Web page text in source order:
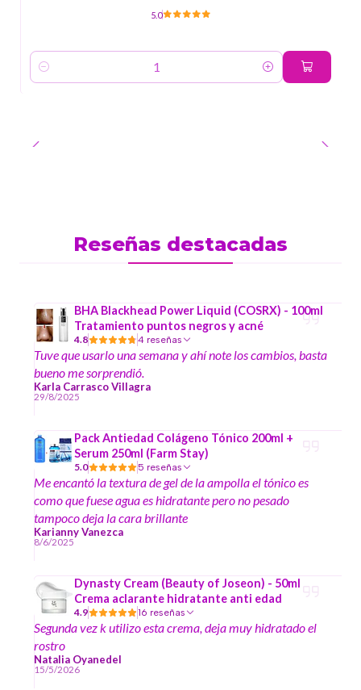
5.0
Cantidad
Reseñas destacadas
BHA Blackhead Power Liquid (COSRX) - 100ml
Tratamiento puntos negros y acné
4.8 4 reseñas
Tuve que usarlo una semana y ahí note los cambios, basta
bueno me sorprendió.
Karla Carrasco Villagra
29/8/2025
Pack Antiedad Colágeno Tónico 200ml +
Serum 250ml (Farm Stay)
5.0 5 reseñas
Me encantó la textura de gel de la ampolla el tónico es
como que fuese agua es hidratante pero no pesado
tampoco deja la cara brillante
Karianny Vanezca
8/6/2025
Dynasty Cream (Beauty of Joseon) - 50ml
Crema aclarante hidratante anti edad
4.9 16 reseñas
Segunda vez k utilizo esta crema, deja muy hidratado el
rostro
Natalia Oyanedel
15/5/2026